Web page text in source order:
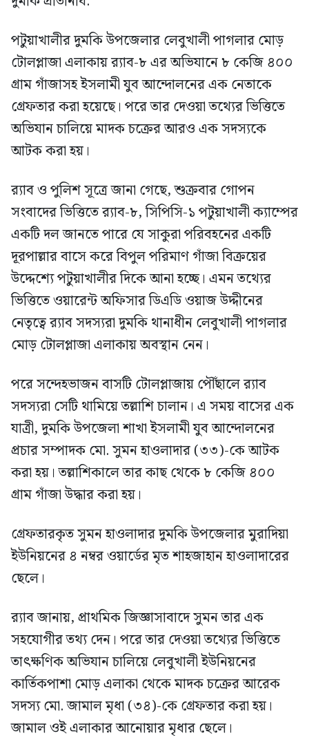
পটুয়াখালীর দুমকি উপজেলার লেবুখালী পাগলার মোড়
টোলপ্লাজা এলাকায় র‍্যাব-৮ এর অভিযানে ৮ কেজি ৪০০
গ্রাম গাঁজাসহ ইসলামী যুব আন্দোলনের এক নেতাকে
গ্রেফতার করা হয়েছে। পরে তার দেওয়া তথ্যের ভিত্তিতে
অভিযান চালিয়ে মাদক চক্রের আরও এক সদস্যকে
আটক করা হয়।
র‍্যাব ও পুলিশ সূত্রে জানা গেছে, শুক্রবার গোপন
সংবাদের ভিত্তিতে র‍্যাব-৮, সিপিসি-১ পটুয়াখালী ক্যাম্পের
একটি দল জানতে পারে যে সাকুরা পরিবহনের একটি
দূরপাল্লার বাসে করে বিপুল পরিমাণ গাঁজা বিক্রয়ের
উদ্দেশ্যে পটুয়াখালীর দিকে আনা হচ্ছে। এমন তথ্যের
ভিত্তিতে ওয়ারেন্ট অফিসার ডিএডি ওয়াজ উদ্দীনের
নেতৃত্বে র‍্যাব সদস্যরা দুমকি থানাধীন লেবুখালী পাগলার
মোড় টোলপ্লাজা এলাকায় অবস্থান নেন।
পরে সন্দেহভাজন বাসটি টোলপ্লাজায় পৌঁছালে র‍্যাব
সদস্যরা সেটি থামিয়ে তল্লাশি চালান। এ সময় বাসের এক
যাত্রী, দুমকি উপজেলা শাখা ইসলামী যুব আন্দোলনের
প্রচার সম্পাদক মো. সুমন হাওলাদার (৩৩)-কে আটক
করা হয়। তল্লাশিকালে তার কাছ থেকে ৮ কেজি ৪০০
গ্রাম গাঁজা উদ্ধার করা হয়।
গ্রেফতারকৃত সুমন হাওলাদার দুমকি উপজেলার মুরাদিয়া
ইউনিয়নের ৪ নম্বর ওয়ার্ডের মৃত শাহজাহান হাওলাদারের
ছেলে।
র‍্যাব জানায়, প্রাথমিক জিজ্ঞাসাবাদে সুমন তার এক
সহযোগীর তথ্য দেন। পরে তার দেওয়া তথ্যের ভিত্তিতে
তাৎক্ষণিক অভিযান চালিয়ে লেবুখালী ইউনিয়নের
কার্তিকপাশা মোড় এলাকা থেকে মাদক চক্রের আরেক
সদস্য মো. জামাল মৃধা (৩৪)-কে গ্রেফতার করা হয়।
জামাল ওই এলাকার আনোয়ার মৃধার ছেলে।